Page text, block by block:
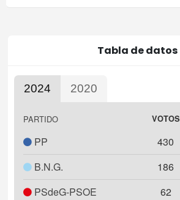
Tabla de datos
2024 2020
PARTIDO VOTOS
PP 430
B.N.G.
186
PSdeG-PSOE
62